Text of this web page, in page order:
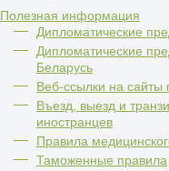
Полезная информация
Дипломатические
Дипломатические
Беларусь
Веб-ссылки на сайты
Въезд, выезд и
иностранцев
Правила
Таможенные правила